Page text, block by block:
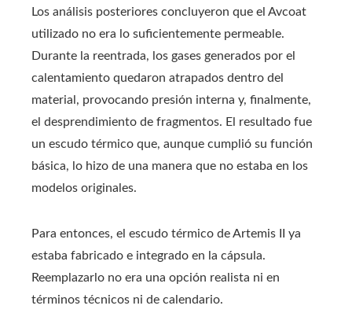
Los análisis posteriores concluyeron que el Avcoat
utilizado no era lo suficientemente permeable.
Durante la reentrada, los gases generados por el
calentamiento quedaron atrapados dentro del
material, provocando presión interna y, finalmente,
el desprendimiento de fragmentos. El resultado fue
un escudo térmico que, aunque cumplió su función
básica, lo hizo de una manera que no estaba en los
modelos originales.
Para entonces, el escudo térmico de Artemis II ya
estaba fabricado e integrado en la cápsula.
Reemplazarlo no era una opción realista ni en
términos técnicos ni de calendario.